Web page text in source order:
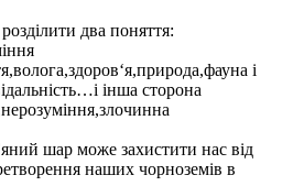
два поняття:
і
інша сторона
шар може захистити нас від
наших чорноземів в